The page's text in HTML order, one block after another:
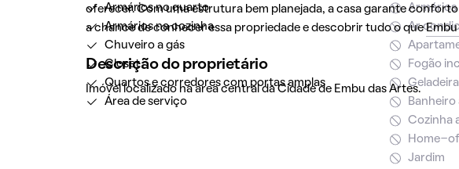
oferecer. Com uma estrutura bem planejada, a casa garante
a chance de conhecer essa propriedade e descobrir tudo o queEmbu
Descrição do proprietário
Imóvel localizado na área central da Cidade de Embu das Artes.
Armários no quarto
Armários na cozinha
Chuveiro a gás
Closet
Quartos e corredores com portas amplas
Área de serviço
Armários
Ar
Fogão
Cozinha
Home-
Jardim